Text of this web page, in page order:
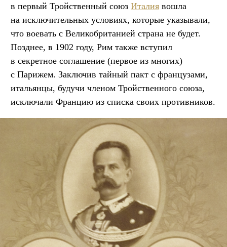
в первый Тройственный союз Италия вошла
на исключительных условиях, которые указывали,
что воевать с Великобританией страна не будет.
Позднее, в 1902 году, Рим также вступил
в секретное соглашение (первое из многих)
с Парижем. Заключив тайный пакт с французами,
итальянцы, будучи членом Тройственного союза,
исключали Францию из списка своих противников.